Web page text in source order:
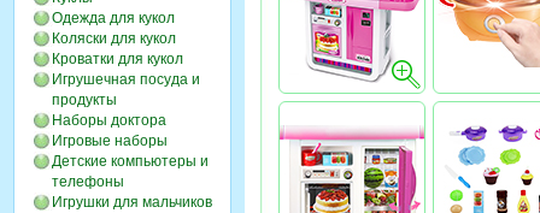
Одежда для кукол
Коляски для кукол
Кроватки для кукол
Игрушечная посуда и
продукты
Наборы доктора
Игровые наборы
Детские компьютеры и
телефоны
Игрушки для мальчиков